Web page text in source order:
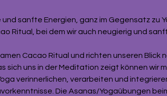
sanfte Energien, ganz im Gegensatz zu
Ritual, bei dem wir auch neugierig und
Cacao Ritual und richten unseren Blick
sich uns in der Meditation zeigt können wir
verinnerlichen, verarbeiten und
Die Asanas/Yogaübungen